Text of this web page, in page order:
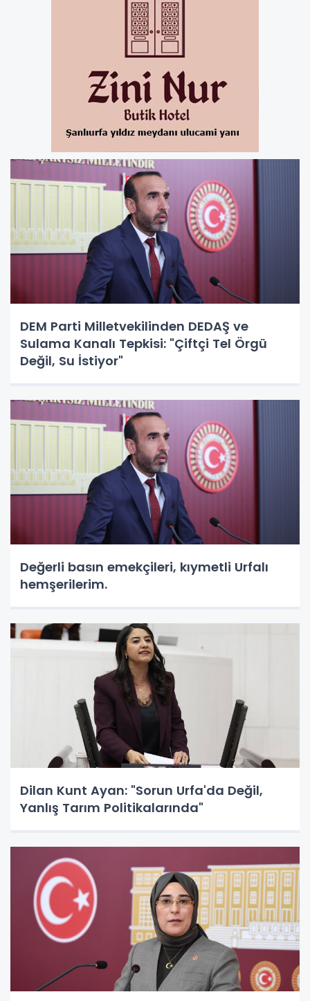
DEM Parti Milletvekilinden DEDAŞ ve
Sulama Kanalı Tepkisi: "Çiftçi Tel Örgü
Değil, Su İstiyor"
Değerli basın emekçileri, kıymetli Urfalı
hemşerilerim.
Dilan Kunt Ayan: "Sorun Urfa'da Değil,
Yanlış Tarım Politikalarında"